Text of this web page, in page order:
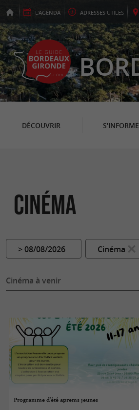
L'AGENDA ADRESSES UTILES
DÉCOUVRIR
Cinéma
> 08/08/2026 Cinéma
Cinéma à venir
Programme d'été aprems jeunes